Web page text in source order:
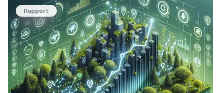
ge en helhetsbild av bolagets prestation och
framtidsutsikter.
Rapport